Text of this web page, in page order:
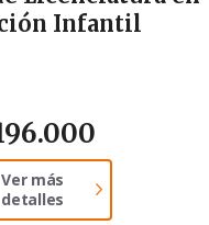
Infantil
Ver más
detalles